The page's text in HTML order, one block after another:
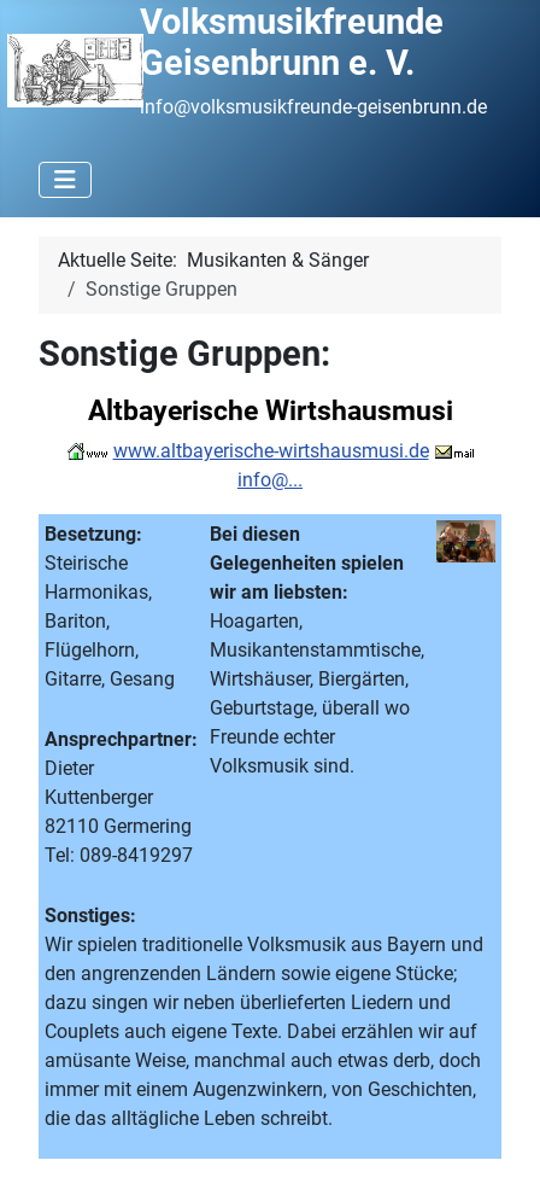
Volksmusikfreunde
Geisenbrunn e. V.
info@volksmusikfreunde-geisenbrunn.de
Aktuelle Seite: Musikanten & Sänger
Sonstige Gruppen
Sonstige Gruppen:
Altbayerische Wirtshausmusi
www.altbayerische-wirtshausmusi.de
info@...
Besetzung:
Steirische
Harmonikas,
Bariton,
Flügelhorn,
Gitarre, Gesang
Bei diesen
Gelegenheiten spielen
wir am liebsten:
Hoagarten,
Musikantenstammtische,
Wirtshäuser, Biergärten,
Geburtstage, überall wo
Freunde echter
Volksmusik sind.
Ansprechpartner:
Dieter
Kuttenberger
82110 Germering
Tel: 089-8419297
Sonstiges:
Wir spielen traditionelle Volksmusik aus Bayern und
den angrenzenden Ländern sowie eigene Stücke;
dazu singen wir neben überlieferten Liedern und
Couplets auch eigene Texte. Dabei erzählen wir auf
amüsante Weise, manchmal auch etwas derb, doch
immer mit einem Augenzwinkern, von Geschichten,
die das alltägliche Leben schreibt.